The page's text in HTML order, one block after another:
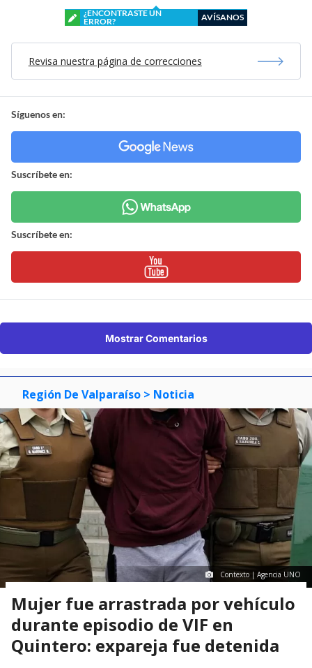
¿ENCONTRASTE UN
ERROR?
AVÍSANOS
Revisa nuestra página de correcciones
Síguenos en:
Suscríbete en:
Suscríbete en:
Mostrar Comentarios
Región De Valparaíso > Noticia
Contexto | Agencia UNO
Mujer fue arrastrada por vehículo
durante episodio de VIF en
Quintero: expareja fue detenida